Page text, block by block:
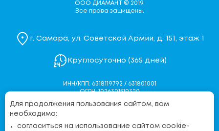
ООО ДИАМАНТ © 2019.
Все права защищены.
г. Самара, ул. Советской Армии, д. 151, этаж 1
Круглосуточно (365 дней)
ИНН/КПП: 6318119792 / 631801001
ОГРН: 1026301519320
Политика конфиденциальности
Для продолжения пользования сайтом, вам
необходимо:
согласиться на использование сайтом cookie-